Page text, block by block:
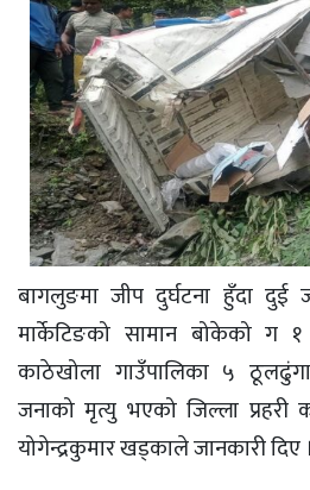
बागलुङमा जीप दुर्घटना हुँदा
मार्केटिङको सामान बोकेको ग
काठेखोला गाउँपालिका ५
जनाको मृत्यु भएको जिल्ला प्रहरी
योगेन्द्रकुमार खड्काले जानकारी दिए ।